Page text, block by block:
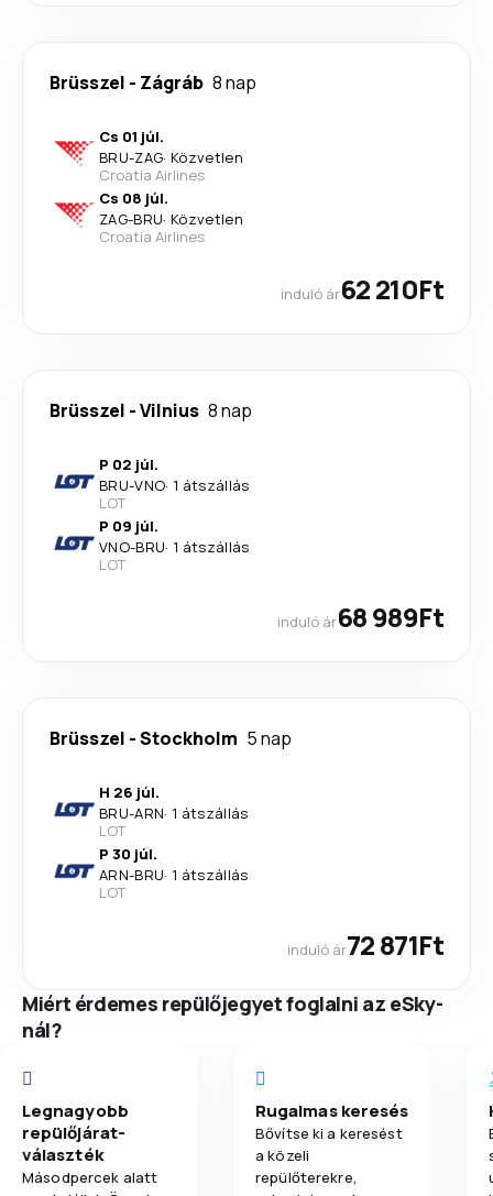
Brüsszel - Zágráb 8 nap
Cs 01 júl.
BRU-ZAG· Közvetlen
Croatia Airlines
Cs 08 júl.
ZAG-BRU· Közvetlen
Croatia Airlines
induló ár62 210Ft
Brüsszel -Vilnius 8 nap
P 02 júl.
BRU-VNO· 1 átszállás
LOT
P 09 júl.
VNO-BRU· 1 átszállás
LOT
induló ár68 989Ft
Brüsszel -Stockholm 5 nap
H 26 júl.
BRU-ARN· 1 átszállás
LOT
P 30 júl.
ARN-BRU· 1 átszállás
LOT
induló ár72 871Ft
Miért érdemes repülőjegyet foglalni az eSky-
nál?
Legnagyobb
repülőjárat-
választék
Másodpercek alatt
Rugalmas keresés
Bővítse ki a keresést
a közeli
repülőterekre,